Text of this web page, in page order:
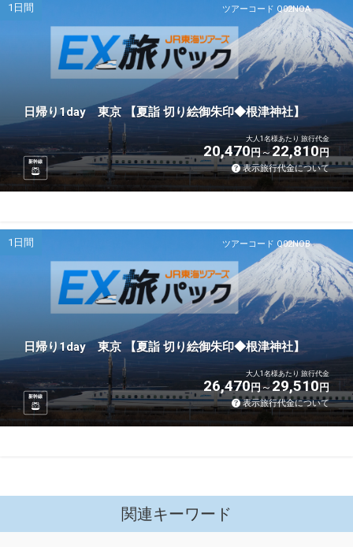
ツアーコード Q02NOA
1日間
日帰り1day 東京 【夏詣 切り絵御朱印◆根津神社】
新幹線
大人1名様あたり 旅行代金
20,470円 22,810円
表示旅行代金について
ツアーコード Q02NOB
1日間
日帰り1day 東京 【夏詣 切り絵御朱印◆根津神社】
新幹線
大人1名様あたり 旅行代金
26,470円 29,510円
表示旅行代金について
関連キーワード